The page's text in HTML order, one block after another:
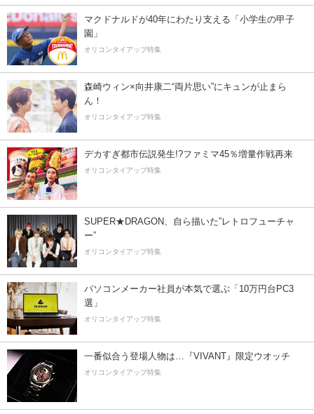
マクドナルドが40年にわたり支える「小学生の甲子
園」
オリコンタイアップ特集
森崎ウィン×向井康二“両片思い”にキュンが止まら
ん！
オリコンタイアップ特集
デカすぎ都市伝説発生!?ファミマ45％増量作戦再来
オリコンタイアップ特集
SUPER★DRAGON、自ら描いた”レトロフューチャ
ー”
オリコンタイアップ特集
パソコンメーカー社員が本気で選ぶ「10万円台PC3
選」
オリコンタイアップ特集
一番似合う登場人物は…『VIVANT』限定ウオッチ
オリコンタイアップ特集